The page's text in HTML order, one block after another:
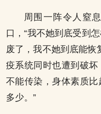
周围一阵令人窒
口，“我不她到底受到
废了，我不她到底能恢
疫系统同时也遭到破
不能传染，身体素质
多少。”